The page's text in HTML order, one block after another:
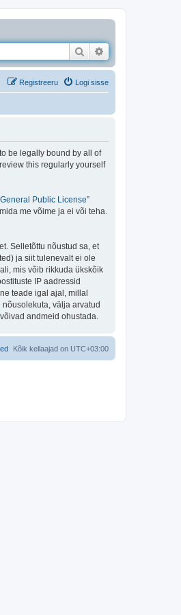
Otsi
Logi sisse
Registreeru
be legally bound by all of
this regularly yourself
General Public License”
me võime ja ei või teha.
Selletõttu nõustud sa, et
ja siit tulenevalt ei ole
mis võib rikkuda ükskõik
IP aadressid
teade igal ajal, millal
välja arvatud
andmeid ohustada.
Kõik kellaajad on UTC+03:00